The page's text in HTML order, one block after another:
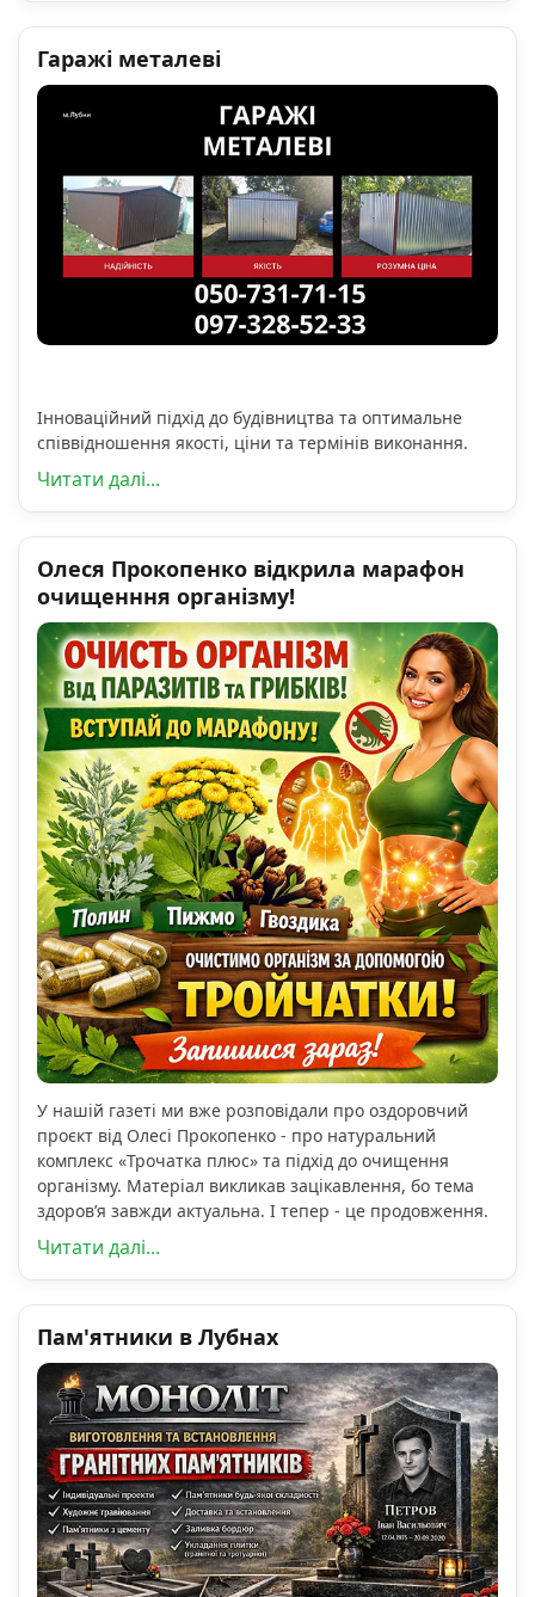
Гаражі металеві
Інноваційний підхід до будівництва та оптимальне
співвідношення якості, ціни та термінів виконання.
Читати далі...
Олеся Прокопенко відкрила марафон
очищенння організму!
У нашій газеті ми вже розповідали про оздоровчий
проєкт від Олесі Прокопенко - про натуральний
комплекс «Трочатка плюс» та підхід до очищення
організму. Матеріал викликав зацікавлення, бо тема
здоров’я завжди актуальна. І тепер - це продовження.
Читати далі...
Пам'ятники в Лубнах